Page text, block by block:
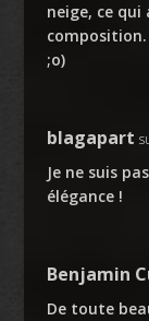
neige, ce qui
composition.
;o)
blagapart
Je ne suis
élégance !
Benjamin
De toute